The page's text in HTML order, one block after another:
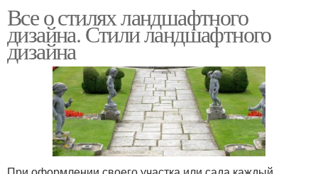
Все о стилях ландшафтного
дизайна. Стили ландшафтного
дизайна